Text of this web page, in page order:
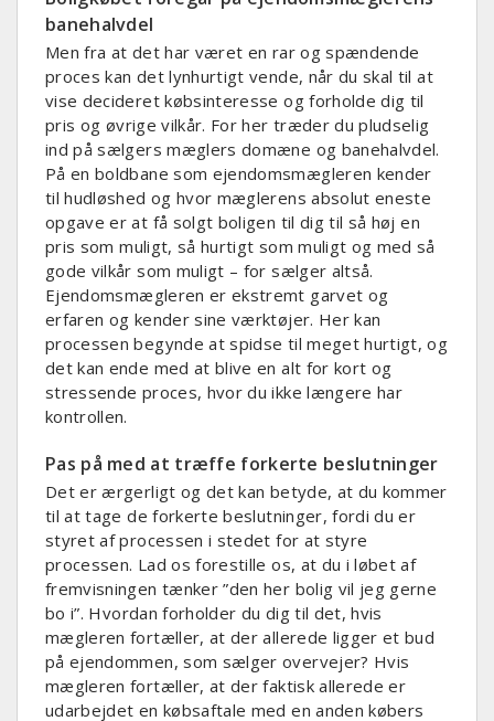
banehalvdel
Men fra at det har været en rar og spændende
proces kan det lynhurtigt vende, når du skal til at
vise decideret købsinteresse og forholde dig til
pris og øvrige vilkår. For her træder du pludselig
ind på sælgers mæglers domæne og banehalvdel.
På en boldbane som ejendomsmægleren kender
til hudløshed og hvor mæglerens absolut eneste
opgave er at få solgt boligen til dig til så høj en
pris som muligt, så hurtigt som muligt og med så
gode vilkår som muligt – for sælger altså.
Ejendomsmægleren er ekstremt garvet og
erfaren og kender sine værktøjer. Her kan
processen begynde at spidse til meget hurtigt, og
det kan ende med at blive en alt for kort og
stressende proces, hvor du ikke længere har
kontrollen.
Pas på med at træffe forkerte beslutninger
Det er ærgerligt og det kan betyde, at du kommer
til at tage de forkerte beslutninger, fordi du er
styret af processen i stedet for at styre
processen. Lad os forestille os, at du i løbet af
fremvisningen tænker ”den her bolig vil jeg gerne
bo i”. Hvordan forholder du dig til det, hvis
mægleren fortæller, at der allerede ligger et bud
på ejendommen, som sælger overvejer? Hvis
mægleren fortæller, at der faktisk allerede er
udarbejdet en købsaftale med en anden købers